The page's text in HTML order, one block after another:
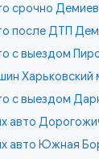
срочно
после ДТП
с выездом
Харьковский
с выездом
авто
авто Южная